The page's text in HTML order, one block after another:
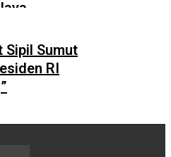
Sipil Sumut
RI